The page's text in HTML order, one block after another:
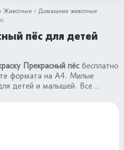
Животные
Домашние животные
пёс для детей
Прекрасный пёсбесплатно
формата на А4. Милые
детей и малышей. Все